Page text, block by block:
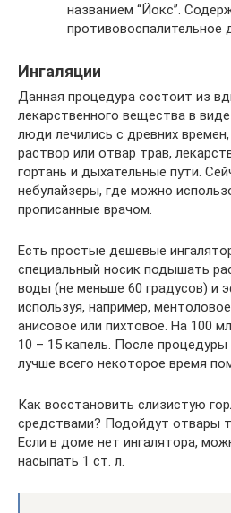
названием “Йокс”.
противовоспалительное
Ингаляции
Данная процедура состоит из
лекарственного вещества в
люди лечились с древних
раствор или отвар трав,
гортань и дыхательные пути.
небулайзеры, где можно
прописанные врачом.
Есть простые дешевые
специальный носик подышать
воды (не меньше 60 градусов) и
используя, например,
анисовое или пихтовое. На 100
10 – 15 капель. После процедуры
лучше всего некоторое время
Как восстановить слизистую
средствами? Подойдут отвары
Если в доме нет ингалятора,
насыпать 1 ст. л.